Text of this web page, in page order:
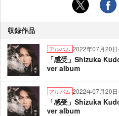
収録作品
アルバム 2022年07月20
「感受」Shizuka
ver album
アルバム 2022年07月20
「感受」Shizuka
ver album